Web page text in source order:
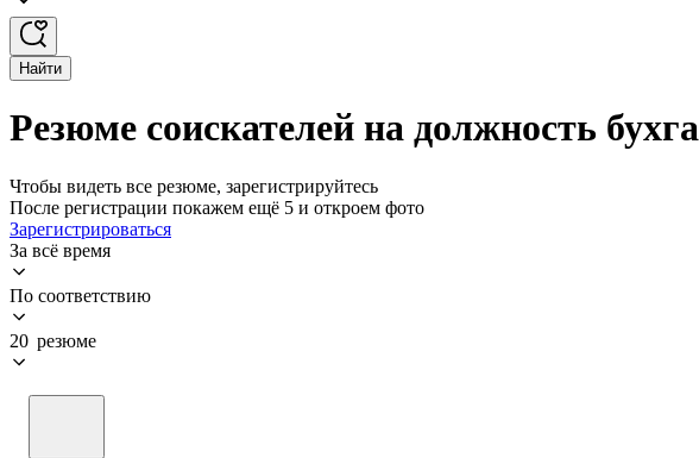
Найти
Резюме соискателей на должность
Чтобы видеть все резюме, зарегистрируйтесь
После регистрации покажем ещё 5 и откроем фото
Зарегистрироваться
За всё время
По соответствию
20 резюме